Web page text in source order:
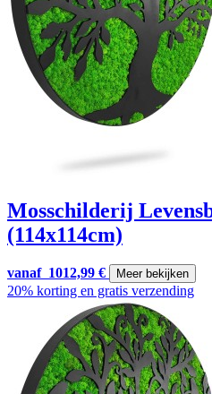
Mosschilderij
(114x114cm)
vanaf 1012,99 € Meer bekijken
20% korting en gratis verzending